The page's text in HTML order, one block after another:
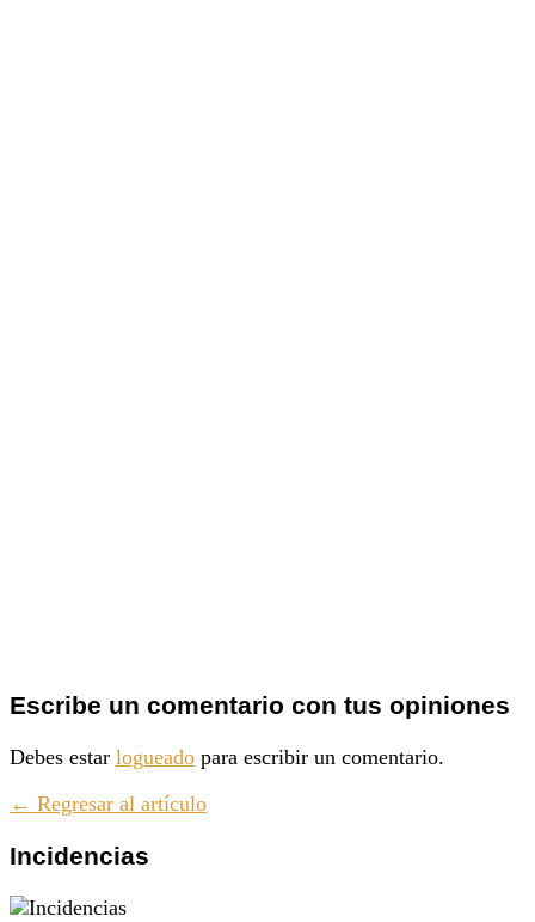
Escribe un comentario con tus opiniones
Debes estar logueado para escribir un comentario.
← Regresar al artículo
Incidencias